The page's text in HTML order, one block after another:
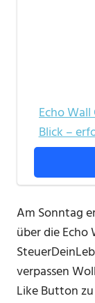
Echo
Blick –
Am Sonntag
über die Echo
verpassen
Like Button